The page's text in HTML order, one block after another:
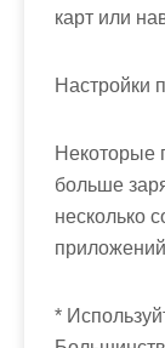
карт или
Настройки
Некоторые
больше
несколько
*